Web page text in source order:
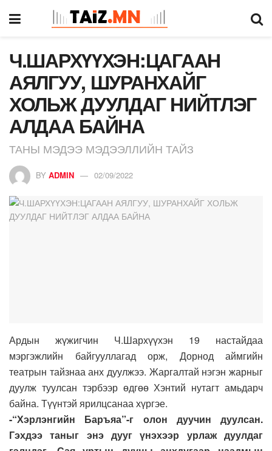
Ч.ШАРХҮҮХЭН:ЦАГААН
АЯЛГУУ, ШУРАНХАЙГ
ХОЛЬЖ ДУУЛДАГ НИЙТЛЭГ
АЛДАА БАЙНА
ТАНЫ МЭДЭЭ МЭДЭЭЛЛИЙН ТАЙЗ
BY ADMIN 02/09/2022
Ардын жүжигчин Ч.Шархүүхэн 19 настайдаа
мэргэжлийн байгууллагад орж, Дорнод аймгийн
театрын тайзнаа анх дуулжээ. Жаргалтай нэгэн жарныг
дуулж туулсан тэрбээр өдгөө Хэнтий нутагт амьдарч
байна. Түүнтэй ярилцсанаа хүргэе.
-“Хэрлэнгийн Баръяа”-г олон дуучин дуулсан.
Гэхдээ таныг энэ дууг үнэхээр урлаж дуулдаг